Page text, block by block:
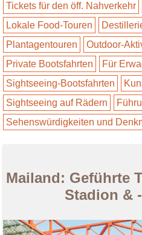
Tickets für den öff. Nahverkehr
Lokale Food-Touren
Plantagentouren
Outdoor-
Private Bootsfahrten
Für
Sightseeing-Bootsfahrten
Sightseeing auf Rädern
Sehenswürdigkeiten und
Mailand: Geführte
Stadion &